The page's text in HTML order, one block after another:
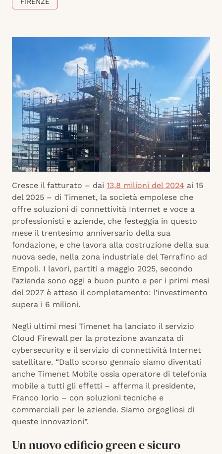
Cresce il fatturato – dai 13,8 milioni del 2024 ai 15
del 2025 – di Timenet, la società empolese che
offre soluzioni di connettività Internet e voce a
professionisti e aziende, che festeggia in questo
mese il trentesimo anniversario della sua
fondazione, e che lavora alla costruzione della sua
nuova sede, nella zona industriale del Terrafino ad
Empoli. I lavori, partiti a maggio 2025, secondo
l’azienda sono oggi a buon punto e per i primi mesi
del 2027 è atteso il completamento: l’investimento
supera i 6 milioni.
Negli ultimi mesi Timenet ha lanciato il servizio
Cloud Firewall per la protezione avanzata di
cybersecurity e il servizio di connettività Internet
satellitare. “Dallo scorso gennaio siamo diventati
anche Timenet Mobile ossia operatore di telefonia
mobile a tutti gli effetti – afferma il presidente,
Franco Iorio – con soluzioni tecniche e
commerciali per le aziende. Siamo orgogliosi di
queste innovazioni”.
Un nuovo edificio green e sicuro